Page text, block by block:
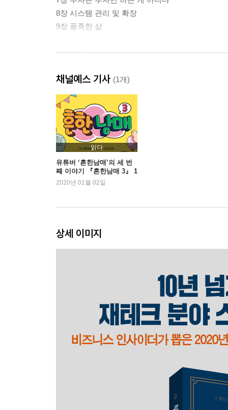
8장 시스템 관리 및 확장
9장 풍족한 삶
감사의 글
채널예스 기사 (1개)
읽다
유튜버 ‘흔한남매’의 세 번
째 이야기 『흔한남매 3』 1
위 등극
2020년 01월 02일
상세 이미지